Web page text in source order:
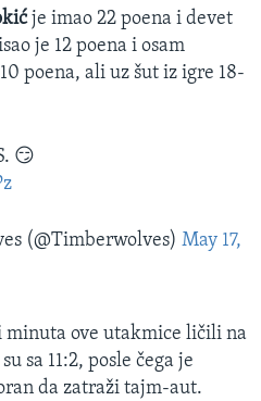
je imao 22 poena i devet
je 12 poena i osam
10 poena, ali uz šut iz igre 18-
😏
(@Timberwolves) May 17,
minuta ove utakmice ličili na
sa 11:2, posle čega je
da zatraži tajm-aut.